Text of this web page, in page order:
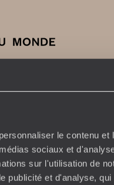
le contenu et
sociaux et
sur l'utilisation de
publicité et d'analyse,